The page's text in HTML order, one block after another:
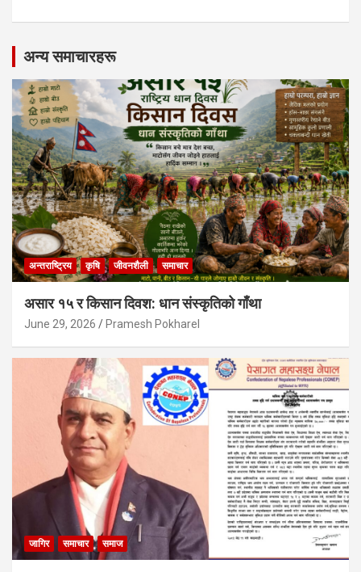
अन्य समाचारहरू
अन्तराष्ट्रिय कृषि जीवनशैली समाचार
असार १५ र किसान दिवश: धान संस्कृतिको गाँथा
June 29, 2026 Pramesh Pokharel
जागिर समाचार समाज